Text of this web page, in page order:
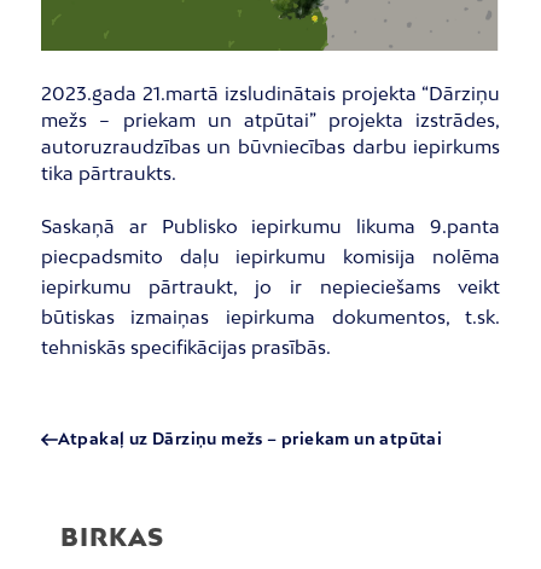
2023.gada 21.martā izsludinātais projekta “Dārziņu
mežs – priekam un atpūtai” projekta izstrādes,
autoruzraudzības un būvniecības darbu iepirkums
tika pārtraukts.
Saskaņā ar Publisko iepirkumu likuma 9.panta
piecpadsmito daļu iepirkumu komisija nolēma
iepirkumu pārtraukt, jo ir nepieciešams veikt
būtiskas izmaiņas iepirkuma dokumentos, t.sk.
tehniskās specifikācijas prasībās.
Atpakaļ uz Dārziņu mežs – priekam un atpūtai
BIRKAS